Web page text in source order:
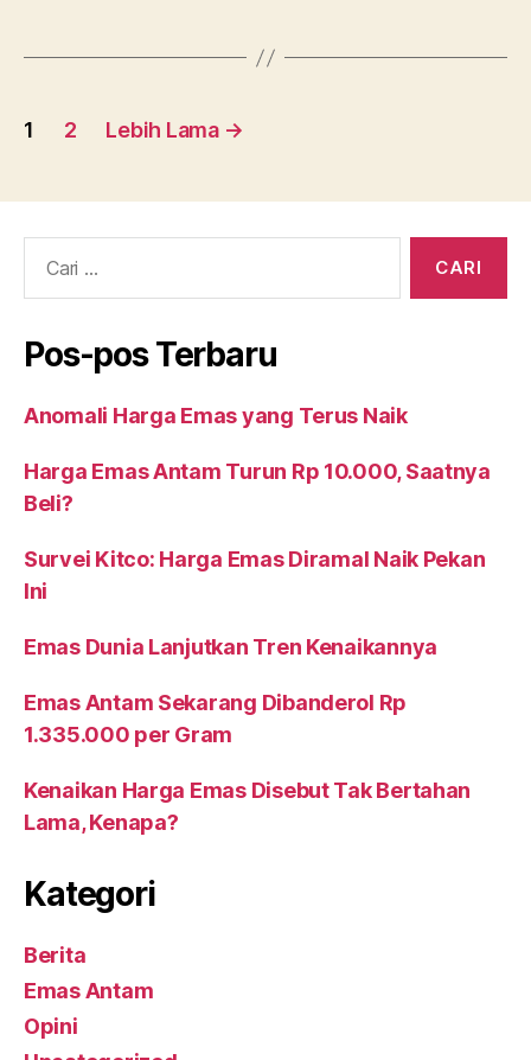
Hari
Navigasi
1 2 Lebih Lama →
Pos-pos Terbaru
Anomali Harga Emas yang Terus Naik
Harga Emas Antam Turun Rp 10.000, Saatnya
Beli?
Survei Kitco: Harga Emas Diramal Naik Pekan
Ini
Emas Dunia Lanjutkan Tren Kenaikannya
Emas Antam Sekarang Dibanderol Rp
1.335.000 per Gram
Kenaikan Harga Emas Disebut Tak Bertahan
Lama, Kenapa?
Kategori
Berita
Emas Antam
Opini